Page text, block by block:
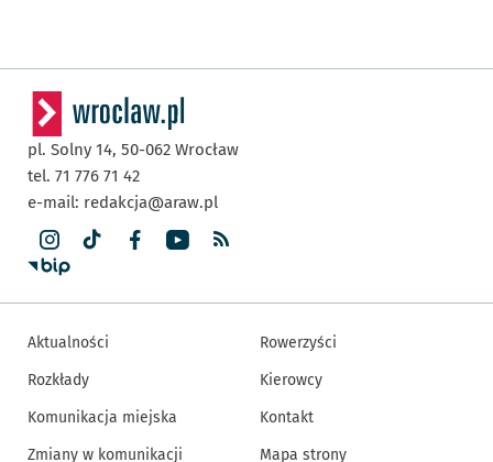
pl. Solny 14, 50-062 Wrocław
tel. 71 776 71 42
e-mail: redakcja@araw.pl
Aktualności
Rozkłady
Komunikacja miejska
Zmiany w komunikacji
Rowerzyści
Kierowcy
Kontakt
Mapa strony